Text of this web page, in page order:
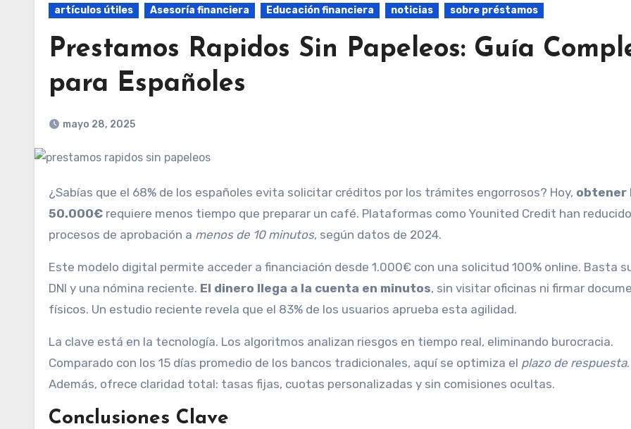
artículos útiles Asesoría financiera Educación financiera noticias sobre préstamos
Prestamos Rapidos Sin Papeleos: Guía
para Españoles
mayo 28, 2025
¿Sabías que el 68% de los españoles evita solicitar créditos por los trámites engorrosos? Hoy, obtener
50.000€ requiere menos tiempo que preparar un café. Plataformas como Younited Credit han
procesos de aprobación a menos de 10 minutos, según datos de 2024.
Este modelo digital permite acceder a financiación desde 1.000€ con una solicitud 100% online. Basta
DNI y una nómina reciente. El dinero llega a la cuenta en minutos, sin visitar oficinas ni firmar
físicos. Un estudio reciente revela que el 83% de los usuarios aprueba esta agilidad.
La clave está en la tecnología. Los algoritmos analizan riesgos en tiempo real, eliminando burocracia.
Comparado con los 15 días promedio de los bancos tradicionales, aquí se optimiza el plazo de respuesta.
Además, ofrece claridad total: tasas fijas, cuotas personalizadas y sin comisiones ocultas.
Conclusiones Clave